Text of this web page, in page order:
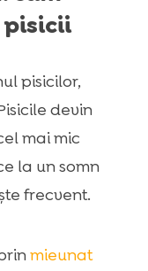
pisicilor,
devin
mai mic
la un somn
frecvent.
mieunat